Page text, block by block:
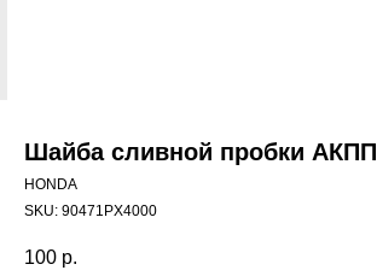
Шайба сливной пробки АКПП
HONDA
SKU: 90471PX4000
100 р.